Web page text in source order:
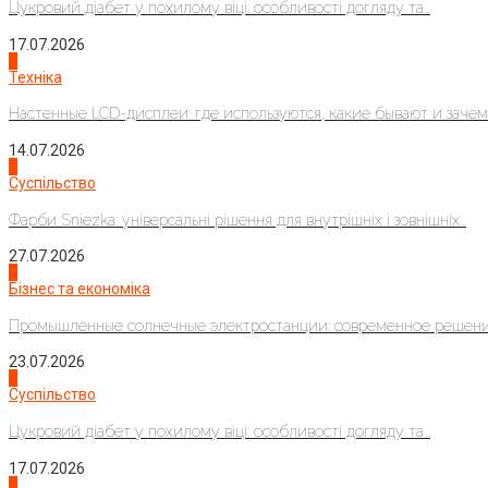
Цукровий діабет у похилому віці: особливості догляду та...
17.07.2026
Техніка
Настенные LCD-дисплеи: где используются, какие бывают и
14.07.2026
Суспільство
Фарби Sniezka: універсальні рішення для внутрішніх і зовнішніх...
27.07.2026
Бізнес та економіка
Промышленные солнечные электростанции: современное
23.07.2026
Суспільство
Цукровий діабет у похилому віці: особливості догляду та...
17.07.2026